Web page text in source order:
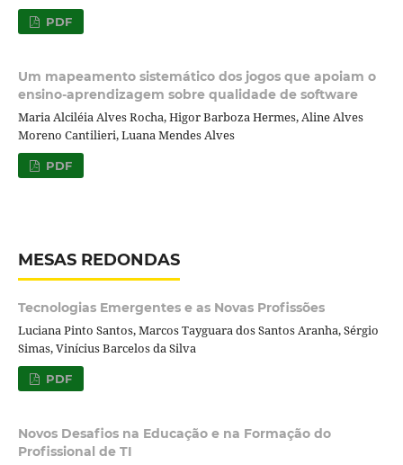
PDF
Um mapeamento sistemático dos jogos que apoiam o
ensino-aprendizagem sobre qualidade de software
Maria Alciléia Alves Rocha, Higor Barboza Hermes, Aline Alves
Moreno Cantilieri, Luana Mendes Alves
PDF
MESAS REDONDAS
Tecnologias Emergentes e as Novas Profissões
Luciana Pinto Santos, Marcos Tayguara dos Santos Aranha, Sérgio
Simas, Vinícius Barcelos da Silva
PDF
Novos Desafios na Educação e na Formação do
Profissional de TI